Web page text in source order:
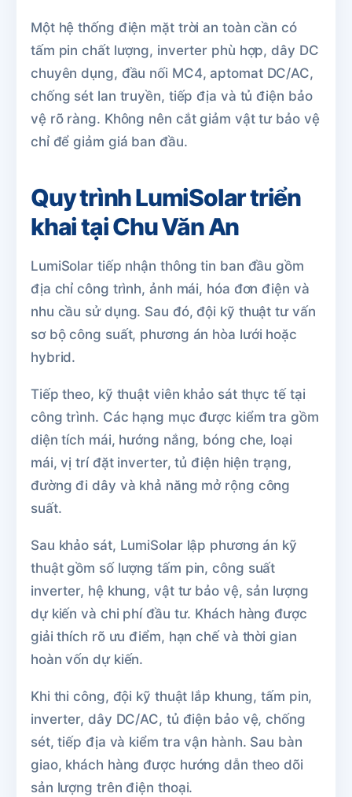
Một hệ thống điện mặt trời an toàn cần có
tấm pin chất lượng, inverter phù hợp, dây DC
chuyên dụng, đầu nối MC4, aptomat DC/AC,
chống sét lan truyền, tiếp địa và tủ điện bảo
vệ rõ ràng. Không nên cắt giảm vật tư bảo vệ
chỉ để giảm giá ban đầu.
Quy trình LumiSolar triển
khai tại Chu Văn An
LumiSolar tiếp nhận thông tin ban đầu gồm
địa chỉ công trình, ảnh mái, hóa đơn điện và
nhu cầu sử dụng. Sau đó, đội kỹ thuật tư vấn
sơ bộ công suất, phương án hòa lưới hoặc
hybrid.
Tiếp theo, kỹ thuật viên khảo sát thực tế tại
công trình. Các hạng mục được kiểm tra gồm
diện tích mái, hướng nắng, bóng che, loại
mái, vị trí đặt inverter, tủ điện hiện trạng,
đường đi dây và khả năng mở rộng công
suất.
Sau khảo sát, LumiSolar lập phương án kỹ
thuật gồm số lượng tấm pin, công suất
inverter, hệ khung, vật tư bảo vệ, sản lượng
dự kiến và chi phí đầu tư. Khách hàng được
giải thích rõ ưu điểm, hạn chế và thời gian
hoàn vốn dự kiến.
Khi thi công, đội kỹ thuật lắp khung, tấm pin,
inverter, dây DC/AC, tủ điện bảo vệ, chống
sét, tiếp địa và kiểm tra vận hành. Sau bàn
giao, khách hàng được hướng dẫn theo dõi
sản lượng trên điện thoại.